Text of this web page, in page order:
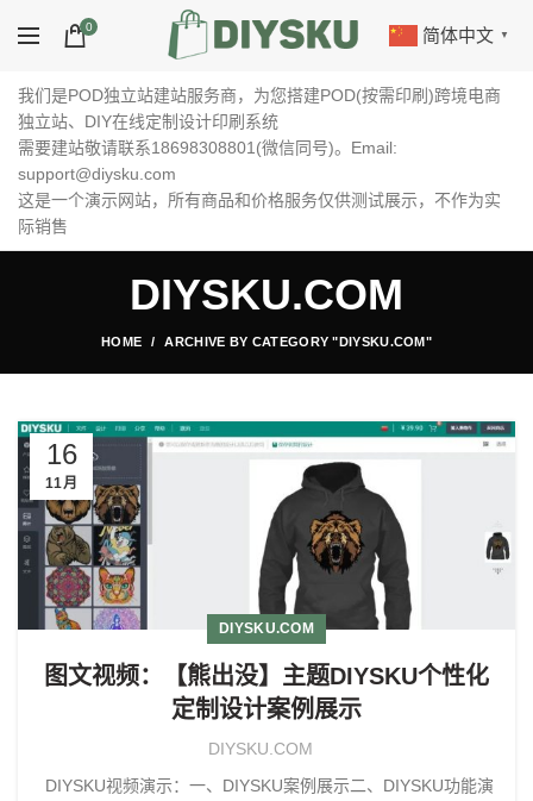
0 简体中文 ▼
我们是POD独立站建站服务商，为您搭建POD(按需印刷)跨境电商
独立站、DIY在线定制设计印刷系统
需要建站敬请联系18698308801(微信同号)。Email:
support@diysku.com
这是一个演示网站，所有商品和价格服务仅供测试展示，不作为实
际销售
DIYSKU.COM
HOME ARCHIVE BY CATEGORY "DIYSKU.COM"
16
11月
DIYSKU.COM
图文视频：【熊出没】主题DIYSKU个性化
定制设计案例展示
DIYSKU.COM
DIYSKU视频演示：一、DIYSKU案例展示二、DIYSKU功能演